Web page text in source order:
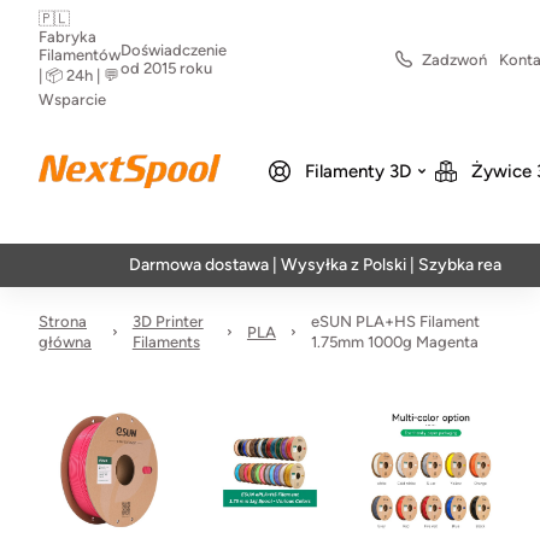
🇵🇱
Fabryka
Filamentów
| 📦 24h | 💬
Wsparcie
Doświadczenie
od 2015 roku
Zadzwoń
Filamenty 3D Żywice
Darmowa dostawa | Wysyłka z Polski | Szybka realizacja w
Strona
główna
3D Printer
Filaments
PLA
eSUN PLA+HS Filament
1.75mm 1000g Magenta